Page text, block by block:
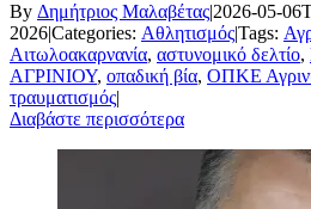
By Δημήτριος Μαλαβέτας|2026-05-
2026|Categories: Αθλητισμός|Tags:
Αιτωλοακαρνανία, αστυνομικό δελτίο,
ΑΓΡΙΝΙΟΥ, οπαδική βία, ΟΠΚΕ
τραυματισμός|
Διαβάστε περισσότερα